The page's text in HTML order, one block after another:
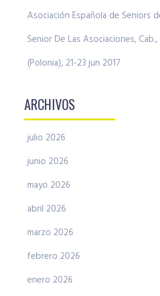
Asociación Española de Seniors
Senior De Las Asociaciones,
(Polonia), 21-23 jun 2017
ARCHIVOS
julio 2026
junio 2026
mayo 2026
abril 2026
marzo 2026
febrero 2026
enero 2026